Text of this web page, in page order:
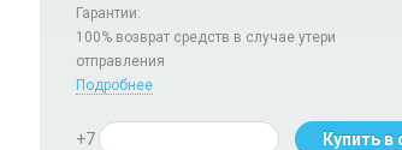
Гарантии:
100% возврат средств в случае утери
отправления
Подробнее
+7 Купить в